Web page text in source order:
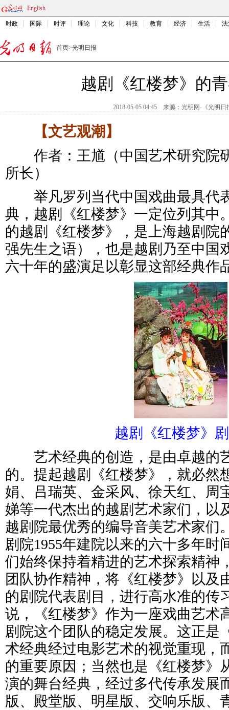
English
时政 国际 时评 理论 文化 科技 教育 经济 生活
首页>光明日报
越剧《红楼梦》的
2018-05-05 04:45 来源： 光明网-《光明日
【文艺观潮】
作者：王馗（中国艺术研究院
所长）
举凡罗列当代中国戏曲最具代
典，越剧《红楼梦》一定位列其中
的越剧《红楼梦》，是上海越剧院
强先生之语），也是越剧乃至中国
六十年的盛演足以彰显这部经典作
越剧《红楼梦》
艺术经典的创造，是由卓越的
的。提起越剧《红楼梦》，就必然
娟、吕瑞英、金采风、徐天红、周
娣等一代杰出的越剧艺术家们，以
越剧院最优秀的编导音美艺术家们
剧院1955年建院以来的六十多年时
们始终保持着精进的艺术探索精神
团队协作精神，将《红楼梦》以及
的剧院代表剧目，进行高水准的传
说，《红楼梦》作为一座戏曲艺术
剧院这个团队的稳定发展。这正是
术经典经过电影艺术的视觉重现，
的重要原因；当然也是《红楼梦》
演的舞台经典，经过多代传承发展
版、殿堂版、明星版、交响乐版、